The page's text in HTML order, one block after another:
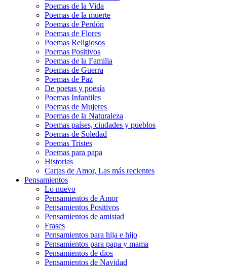
Poemas de la Vida
Poemas de la muerte
Poemas de Perdón
Poemas de Flores
Poemas Religiosos
Poemas Positivos
Poemas de la Familia
Poemas de Guerra
Poemas de Paz
De poetas y poesía
Poemas Infantiles
Poemas de Mujeres
Poemas de la Naturaleza
Poemas países, ciudades y pueblos
Poemas de Soledad
Poemas Tristes
Poemas para papa
Historias
Cartas de Amor, Las más recientes
Pensamientos
Lo nuevo
Pensamientos de Amor
Pensamientos Positivos
Pensamientos de amistad
Frases
Pensamientos para hija e hijo
Pensamientos para papa y mama
Pensamientos de dios
Pensamientos de Navidad